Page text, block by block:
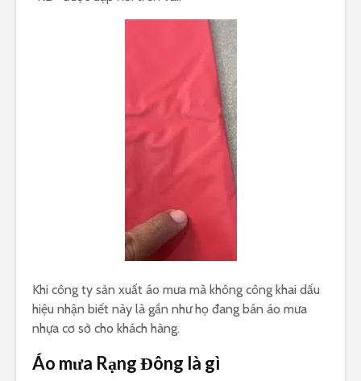
Khi công ty sản xuất áo mưa mà không công khai dấu
hiệu nhận biết này là gần như họ đang bán áo mưa
nhựa cơ sở cho khách hàng.
Áo mưa Rạng Đông là gì